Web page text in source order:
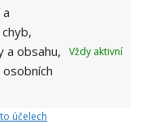
a obsahu,
Vždy aktivní
účelech
Originální nápady,
fotografie najdete na